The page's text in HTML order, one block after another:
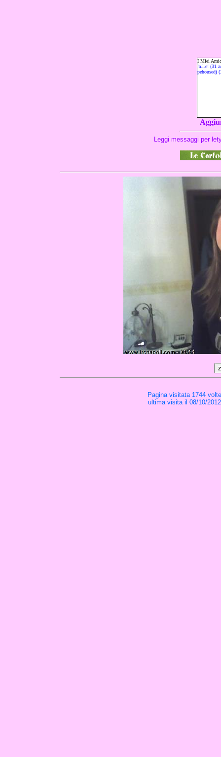
Leggi messaggi per
Pagina visitata 1744
ultima visita il 08/10/